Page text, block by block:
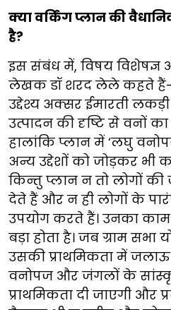
क्या वर्किंग प्लान की
है?
इस संबंध में, विषय विशेषज्ञ
लेखक डॉ शरद लेले कहते हैं-
उद्देश्य अक्सर ईमारती
उत्पादन की दृष्टि से वनों का
हालांकि प्लान में ‘लघु
अन्य उद्देशों को जोड़कर भी
किन्तु प्लान न तो लोगों की
देते हैं और न ही लोगों के
उपयोग करते हैं। उनका
बड़ा होता है। जब ग्राम सभा
उसकी प्राथमिकता में
वनोपज और जंगलों के
प्राथमिकता दी जाएगी और